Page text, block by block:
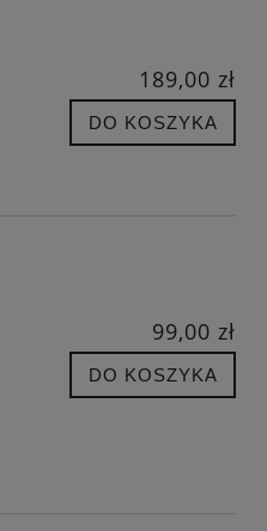
189,00 zł
DO KOSZYKA
99,00 zł
DO KOSZYKA